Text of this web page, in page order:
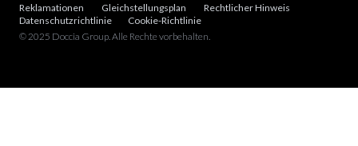
Reklamationen Gleichstellungsplan
Rechtlicher Hinweis
Datenschutzrichtlinie
Cookie-Richtlinie
© 2025 Doccia Group. Alle Rechte vorbehalten.